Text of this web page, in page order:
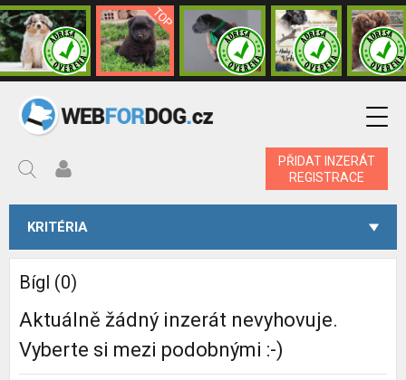
PŘIDAT INZERÁT
REGISTRACE
KRITÉRIA
Bígl (0)
Aktuálně žádný inzerát nevyhovuje.
Vyberte si mezi podobnými :-)